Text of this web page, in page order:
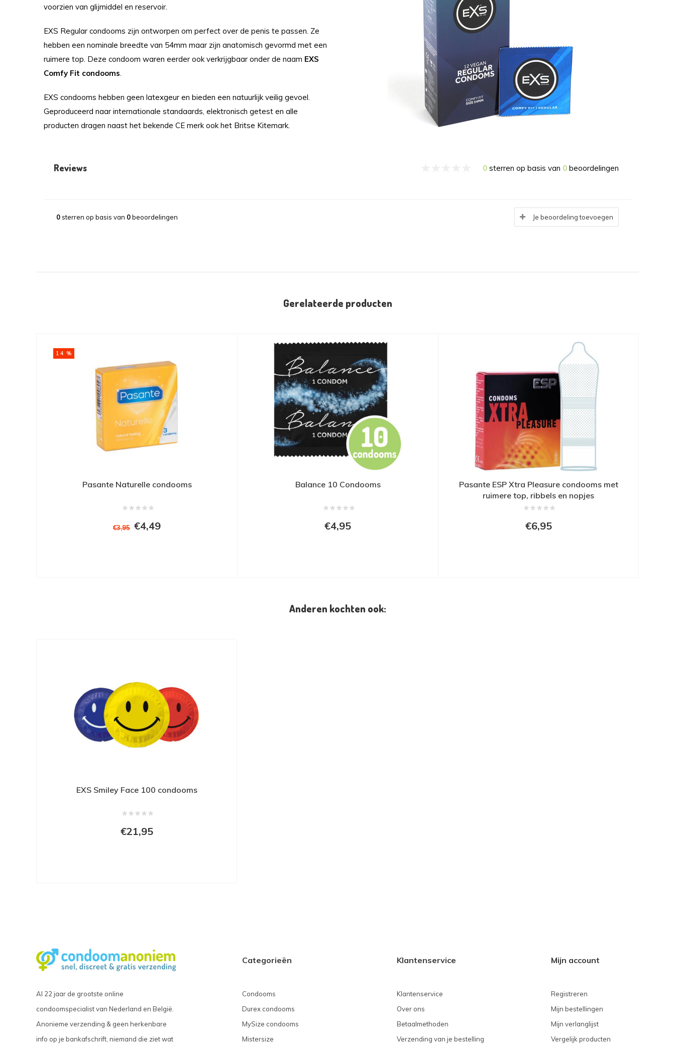
voorzien van glijmiddel en reservoir.
EXS Regular condooms zijn ontworpen om perfect over de penis te passen. Ze
hebben een nominale breedte van 54mm maar zijn anatomisch gevormd met een
ruimere top. Deze condoom waren eerder ook verkrijgbaar onder de naam EXS
Comfy Fit condooms.
EXS condooms hebben geen latexgeur en bieden een natuurlijk veilig gevoel.
Geproduceerd naar internationale standaards, elektronisch getest en alle
producten dragen naast het bekende CE merk ook het Britse Kitemark.
Reviews 0 sterren op basis van 0 beoordelingen
0sterren op basis van 0beoordelingen Je beoordeling toevoegen
Gerelateerde producten
14 %
Pasante Naturelle condooms
€3,95 €4,49
Balance 10 Condooms
€4,95
Pasante ESP Xtra Pleasure condooms met
ruimere top, ribbels en nopjes
€6,95
Anderen kochten ook:
EXS Smiley Face 100 condooms
€21,95
Al 22 jaar de grootste online
condoomspecialist van Nederland en België.
Anonieme verzending & geen herkenbare
info op je bankafschrift, niemand die ziet wat
Categorieën
Condooms
Durex condooms
MySize condooms
Mistersize
Klantenservice
Klantenservice
Over ons
Betaalmethoden
Verzending van je bestelling
Mijn account
Registreren
Mijn bestellingen
Mijn verlanglijst
Vergelijk producten